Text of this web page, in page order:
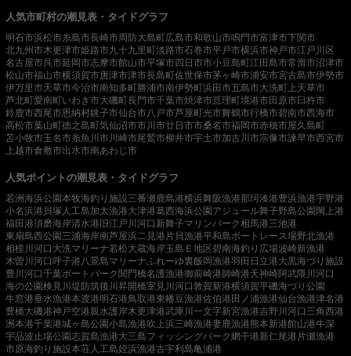
人気市町村の潮見表・タイドグラフ
明石市浜松市糸島市長崎市周防大島町広島市和歌山市鳴門市富津市下関市
北九州市木更津市姫路市九十九里町淡路市石巻市平戸市横浜市神戸市江戸川区
名古屋市呉市延岡市志摩市館山市平塚市四日市市小豆島町江田島市常滑市沼津市
松山市福山市横須賀市唐津市津市長島町佐世保市茅ヶ崎市浦安市宮古島市伊勢市
伊万里市天草市今治市南知多町勝浦市南伊勢町浜田市五島市大洗町 上天草市
芦北町愛南町いわき市大磯町長門市千葉市焼津市亘理町境港市田原市臼杵市
鈴鹿市西尾市恩納村銚子市仙台市八戸市芦屋町光市舞鶴市行橋市碧南市西海市
高松市葉山町徳之島町気仙沼市市川市廿日市市桑名市福岡市赤穂市屋久島町
苫小牧市玉名市糸魚川市川崎市尾鷲市柳井市宇土市加古川市宗像市諫早市西宮市
上越市倉敷市出水市南あわじ市
人気ポイントの潮見表・タイドグラフ
若洲海浜公園本牧海釣り施設三番瀬鹿島港横浜舞阪漁港那珂湊港豊浜漁港宇野港
小名浜港 貝塚人工島加太漁港大津港葛西海浜公園 アジュール舞子野島公園 閖上港
福田港須磨海岸清水港 旧江戸川河口 新舞子マリンパーク相馬港三池港
東扇島西公園 三浦海岸南芦屋浜二見港 片貝漁港平和島ボートレース場野北漁港
相模川河口 大洗マリーナ若松大蔵海岸玉島Ｅ地区碧南海釣り広場波崎新漁港
木曽川河口呼子港八景島マリーナふれーゆ裏飯岡漁港羽田 日立港大黒海づり施設
豊川河口千葉ポートパーク 関門橋名護漁港御前崎港師崎港天神崎 阿武隈川河口
海の公園検見川堤防筑後川昇開橋室見川河口敦賀新港横須賀平磯海づり公園
牛窓港垂水漁港本渡港明石港鳥取港東幡豆漁港佐伯港 田ノ浦漁港仙台漁港津名港
豊橋大磯港神戸空港親水護岸木更津港武庫川一文字新宮漁港吉野川河口 三角西港
洲本港千葉港城ヶ島公園小島漁港吹上浜三崎漁港妻鹿漁港熊本新港館山港牛深
宇品波止場公園志賀島漁港大三島フィッシングパーク網干港新仁尾港 片瀬漁港
市原海釣り施設本荘人工島姪浜漁港古宇利島亀浦港